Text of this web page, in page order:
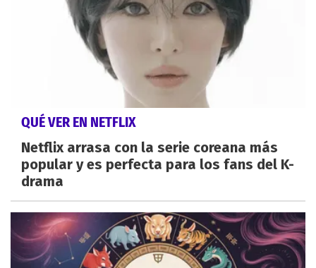
QUÉ VER EN NETFLIX
Netflix arrasa con la serie coreana más
popular y es perfecta para los fans del K-
drama